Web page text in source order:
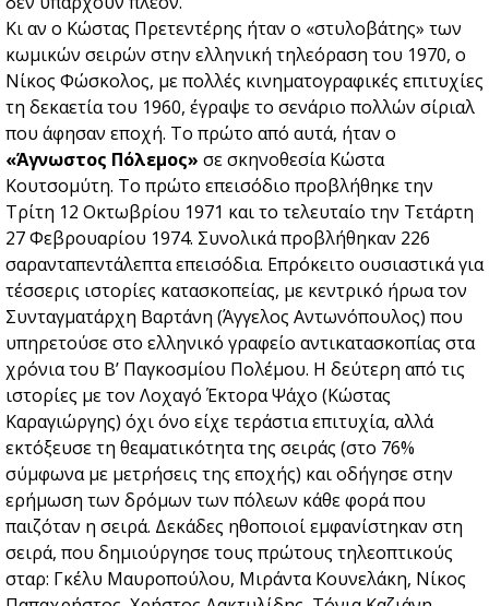
Κι αν ο Κώστας Πρετεντέρης ήταν ο «στυλοβάτης» των
κωμικών σειρών στην ελληνική τηλεόραση του 1970, ο
Νίκος Φώσκολος, με πολλές κινηματογραφικές επιτυχίες
τη δεκαετία του 1960, έγραψε το σενάριο πολλών σίριαλ
που άφησαν εποχή. Το πρώτο από αυτά, ήταν ο
«Άγνωστος Πόλεμος» σε σκηνοθεσία Κώστα
Κουτσομύτη. Το πρώτο επεισόδιο προβλήθηκε την
Τρίτη 12 Οκτωβρίου 1971 και το τελευταίο την Τετάρτη
27 Φεβρουαρίου 1974. Συνολικά προβλήθηκαν 226
σαρανταπεντάλεπτα επεισόδια. Επρόκειτο ουσιαστικά για
τέσσερις ιστορίες κατασκοπείας, με κεντρικό ήρωα τον
Συνταγματάρχη Βαρτάνη (Άγγελος Αντωνόπουλος) που
υπηρετούσε στο ελληνικό γραφείο αντικατασκοπίας στα
χρόνια του Β’ Παγκοσμίου Πολέμου. Η δεύτερη από τις
ιστορίες με τον Λοχαγό Έκτορα Ψάχο (Κώστας
Καραγιώργης) όχι όνο είχε τεράστια επιτυχία, αλλά
εκτόξευσε τη θεαματικότητα της σειράς (στο 76%
σύμφωνα με μετρήσεις της εποχής) και οδήγησε στην
ερήμωση των δρόμων των πόλεων κάθε φορά που
παιζόταν η σειρά. Δεκάδες ηθοποιοί εμφανίστηκαν στη
σειρά, που δημιούργησε τους πρώτους τηλεοπτικούς
σταρ: Γκέλυ Μαυροπούλου, Μιράντα Κουνελάκη, Νίκος